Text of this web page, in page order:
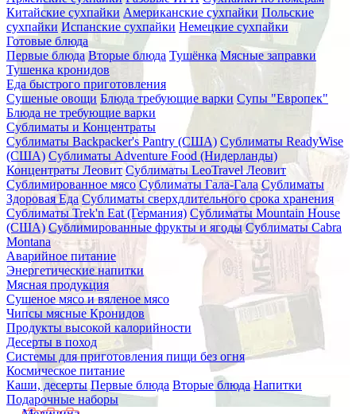
Китайские сухпайки Американские сухпайки Польские
сухпайки Испанские сухпайки Немецкие сухпайки
Готовые блюда
Первые блюда Вторые блюда Тушёнка Мясные заправки
Тушенка кронидов
Еда быстрого приготовления
Сушеные овощи Блюда требующие варки Супы "Европек"
Блюда не требующие варки
Сублиматы и Концентраты
Сублиматы Backpacker's Pantry (США) Сублиматы ReadyWise
(США) Сублиматы Adventure Food (Нидерланды)
Концентраты Леовит Сублиматы LeoTravel Леовит
Сублимированное мясо Сублиматы Гала-Гала Сублиматы
Здоровая Еда Сублиматы сверхдлительного срока хранения
Сублиматы Trek'n Eat (Германия) Сублиматы Mountain House
(США) Сублимированные фрукты и ягоды Сублиматы Cabra
Montana
Аварийное питание
Энергетические напитки
Мясная продукция
Сушеное мясо и вяленое мясо
Чипсы мясные Кронидов
Продукты высокой калорийности
Десерты в поход
Системы для приготовления пищи без огня
Космическое питание
Каши, десерты Первые блюда Вторые блюда Напитки
Подарочные наборы